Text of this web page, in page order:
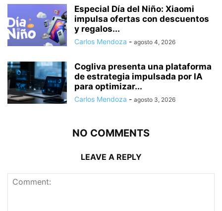
Especial Día del Niño: Xiaomi
impulsa ofertas con descuentos
y regalos...
Carlos Mendoza - agosto 4, 2026
Cogliva presenta una plataforma
de estrategia impulsada por IA
para optimizar...
Carlos Mendoza - agosto 3, 2026
NO COMMENTS
LEAVE A REPLY